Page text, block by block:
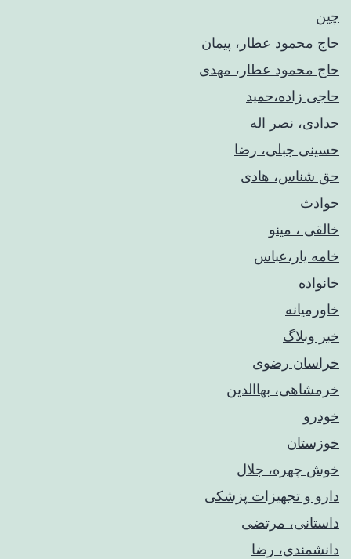
چین
حاج محمود عطار، پیمان
حاج محمود عطار، مهدی
حاجی زاده،حمید
حدادی، نصر اله
حسینی جبلی، رضا
حق شناس، هادی
حوادث
خالقی ، مینو
خامه یار،عباس
خانواده
خاورمیانه
خبر وبلاگ
خراسان رضوی
خرمشاهی، بهاالدین
خودرو
خوزستان
خوش چهره، جلال
دارو و تجهیزات پزشکی
داستانی، مرتضی
دانشمندی، رضا